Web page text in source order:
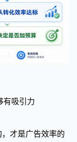
有吸引力
才是广告效率的